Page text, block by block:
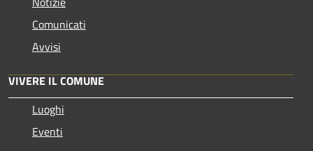
Comunicati
Avvisi
VIVERE IL COMUNE
Luoghi
Eventi